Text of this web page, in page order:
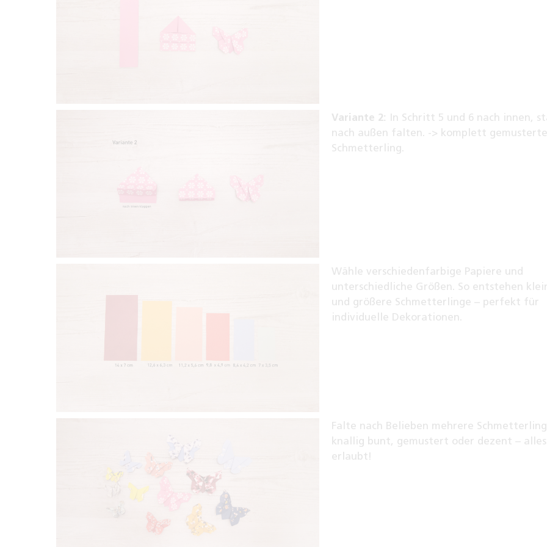
Variante 2: In Schritt 5 und 6 nach innen,
nach außen falten. -> komplett
Schmetterling.
Wähle verschiedenfarbige Papiere und
unterschiedliche Größen. So entstehen
und größere Schmetterlinge – perfekt für
individuelle Dekorationen.
Falte nach Belieben mehrere
knallig bunt, gemustert oder dezent –
erlaubt!